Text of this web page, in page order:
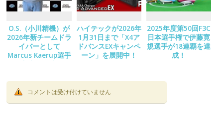
O.S.（小川精機）が
2026年新チームドラ
イバーとして
Marcus Kaerup選手
ハイテックが2026年
1月31日まで「X4ア
ドバンスEXキャンペ
ーン」を展開中！
2025年度第50回F3C
日本選手権で伊藤寛
規選手が18連覇を達
成！
コメントは受け付けていません